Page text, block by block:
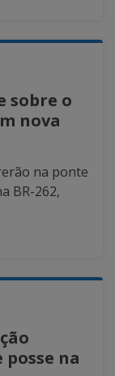
sobre o
nova
na ponte
BR-262,
na